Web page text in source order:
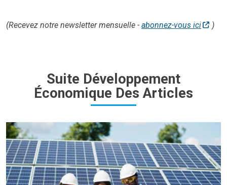
(Recevez notre newsletter mensuelle - abonnez-vous ici )
Suite Développement
Économique Des Articles